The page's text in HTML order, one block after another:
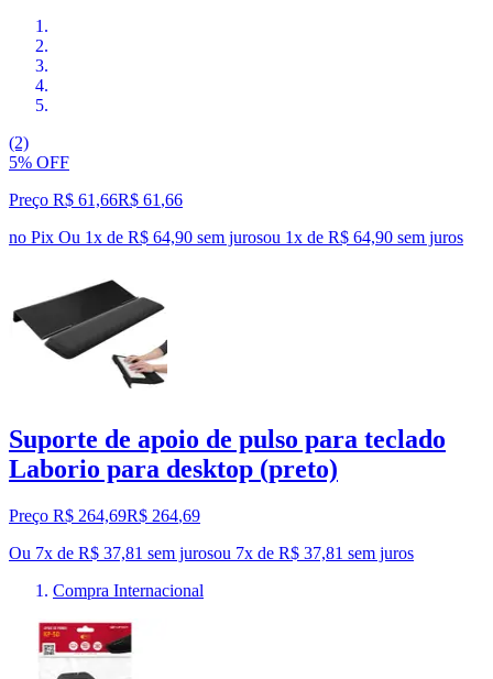
(2)
5% OFF
Preço R$ 61,66R$ 61 ,66
no Pix Ou 1x de R$ 64,90 sem jurosou 1x de R$ 64,90 sem juros
Suporte de apoio de pulso para teclado
Laborio para desktop (preto)
Preço R$ 264,69R$ 264,69
Ou 7x de R$ 37,81 sem jurosou 7x de R$ 37,81 sem juros
Compra Internacional